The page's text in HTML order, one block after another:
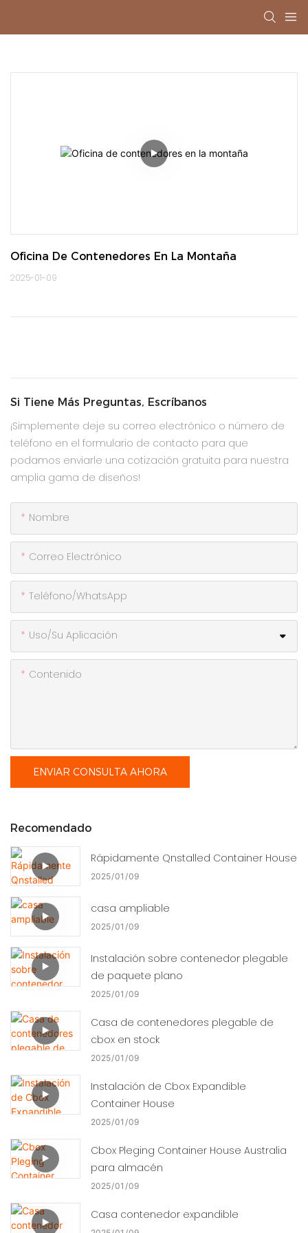
Oficina De Contenedores En La Montaña
2025-01-09
Si Tiene Más Preguntas, Escríbanos
¡Simplemente deje su correo electrónico o número de
teléfono en el formulario de contacto para que
podamos enviarle una cotización gratuita para nuestra
amplia gama de diseños!
Nombre
Correo Electrónico
Teléfono/WhatsApp
Uso/Su Aplicación
Contenido
ENVIAR CONSULTA AHORA
Recomendado
Rápidamente Qnstalled Container House
2025 01 09
casa ampliable
2025 01 09
Instalación sobre contenedor plegable
de paquete plano
2025 01 09
Casa de contenedores plegable de
cbox en stock
2025 01 09
Instalación de Cbox Expandible
Container House
2025 01 09
Cbox Pleging Container House Australia
para almacén
2025 01 09
Casa contenedor expandible